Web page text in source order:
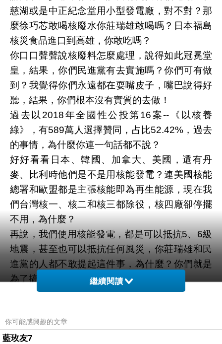
慈湖或是中正紀念堂用小型發電廠，對不對？那
麼徐巧芯敢喝核廢水你莊瑞雄敢喝嗎？日本福島
核災食品進口到高雄，你敢吃嗎？
你口口聲聲說核廢料怎麼處理，說得如此冠冕堂
皇，結果，你們民進黨有去實施嗎？你們可有做
到？我覺得你們永遠都在耍嘴皮子，嘴巴說得好
聽，結果，你們根本沒有實質的去做！
過去以2018年全國性公投第16案--《以核養
綠》，有589萬人選擇贊同，占比52.42%，過去
的事情，為什麼你連一句話都不說？
好好看看日本、韓國、加拿大、美國，還有丹
麥、比利時他們是不是用核能發電？連美國核能
總署和歐盟都是主張核能即為再生能源，現在我
們台灣核一、核二和核三都除役，核四廠卻停擺
不用，為什麼？
再說，我們使用核能發電，都是可以抵抗5、6級
地震，甚至也可以抵抗任何風災，你莊瑞雄和民
進黨的人都不敢提起這件事，為什麼？你們就是
為了搞官商勾結，是吧？
你們把腦筋動到台中火力發電廠、興達電廠、大
氣汙染，害許多中南部鄉親死於肺癌、肺腺癌，
然後你們將光電板設置位在田寮、旗山、內門的
繼續閱讀
你可能感興趣的文章
藍玫友7